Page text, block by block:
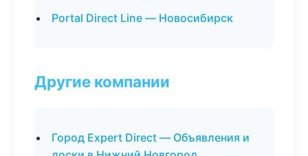
Portal Direct Line — Новосибирск
Другие компании
Город Expert Direct — Объявления и